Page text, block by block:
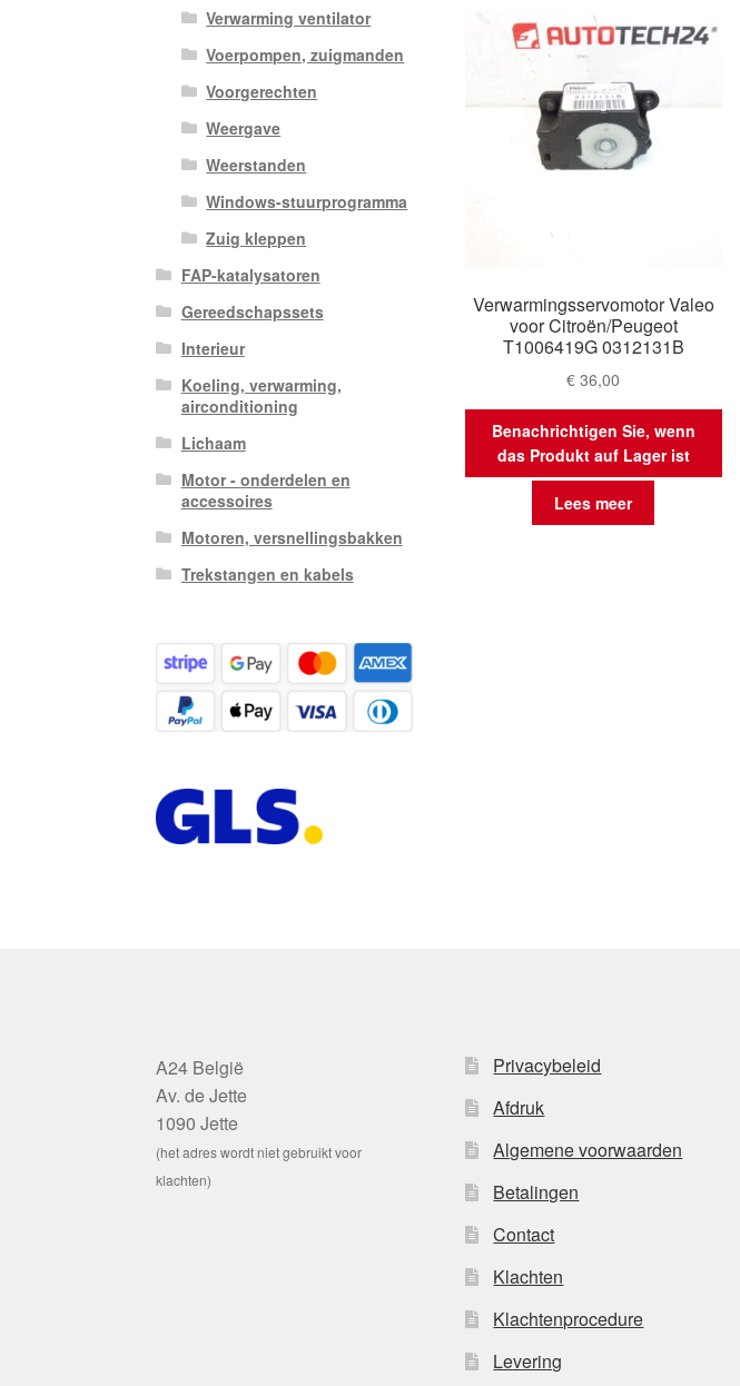
Verwarmingsservomotor Valeo
voor Citroën/Peugeot
T1006419G 0312131B
€ 36,00
Benachrichtigen Sie, wenn
das Produkt auf Lager ist
Lees meer
Verwarming ventilator
Voerpompen, zuigmanden
Voorgerechten
Weergave
Weerstanden
Windows-stuurprogramma
Zuig kleppen
FAP-katalysatoren
Gereedschapssets
Interieur
Koeling, verwarming,
airconditioning
Lichaam
Motor - onderdelen en
accessoires
Motoren, versnellingsbakken
Trekstangen en kabels
A24 België
Av. de Jette
1090 Jette
(het adres wordt niet gebruikt voor
klachten)
Privacybeleid
Afdruk
Algemene voorwaarden
Betalingen
Contact
Klachten
Klachtenprocedure
Levering